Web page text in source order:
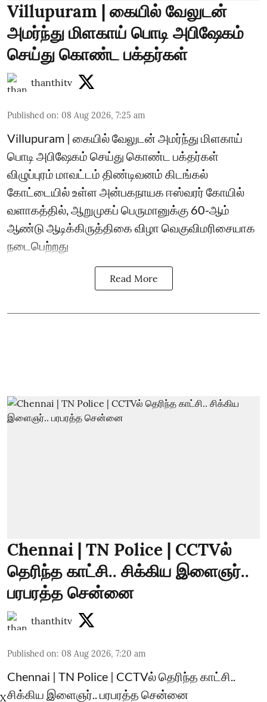
Villupuram | கையில் வேலுடன்
அமர்ந்து மிளகாய் பொடி அபிஷேகம்
செய்து கொண்ட பக்தர்கள்
thanthitv
Published on: 08 Aug 2026, 7:25 am
Villupuram | கையில் வேலுடன் அமர்ந்து மிளகாய்
பொடி அபிஷேகம் செய்து கொண்ட பக்தர்கள்
விழுப்புரம் மாவட்டம் திண்டிவனம் கிடங்கல்
கோட்டையில் உள்ள அன்பகநாயக ஈஸ்வரர் கோயில்
வளாகத்தில், ஆறுமுகப் பெருமானுக்கு 60-ஆம்
ஆண்டு ஆடிக்கிருத்திகை விழா வெகுவிமரிசையாக
நடைபெற்றது
Read More
Chennai | TN Police | CCTVல்
தெரிந்த காட்சி.. சிக்கிய இளைஞர்..
பரபரத்த சென்னை
thanthitv
Published on: 08 Aug 2026, 7:20 am
Chennai | TN Police | CCTVல் தெரிந்த காட்சி..
சிக்கிய இளைஞர்.. பரபரத்த சென்னை
X